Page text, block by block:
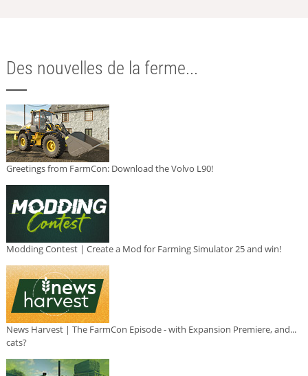
Des nouvelles de la ferme...
Greetings from FarmCon: Download the Volvo L90!
Modding Contest | Create a Mod for Farming Simulator 25 and win!
News Harvest | The FarmCon Episode - with Expansion Premiere, and...
cats?